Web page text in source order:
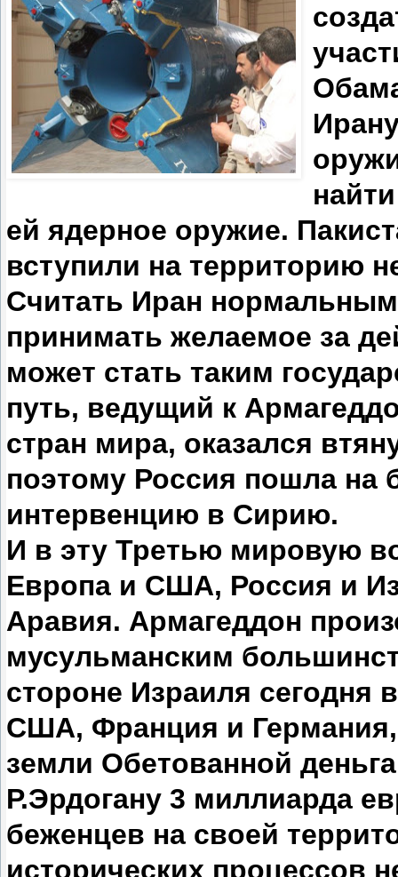
ей ядерное оружие.
вступили на территорию
Считать Иран
принимать желаемое за
может стать таким
путь, ведущий к
стран мира, оказался
поэтому Россия пошла на
интервенцию в Сирию.
И в эту Третью мировую
Европа и США, Россия и
Аравия. Армагеддон
мусульманским
стороне Израиля сегодня
США, Франция и Германия,
земли Обетованной
Р.Эрдогану 3 миллиарда
беженцев на своей
исторических процессов